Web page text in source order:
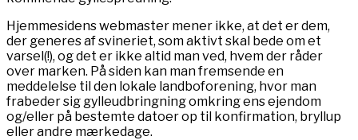
Hjemmesidens webmaster mener ikke, at det er dem,
der generes af svineriet, som aktivt skal bede om et
varsel(!), og det er ikke altid man ved, hvem der råder
over marken. På siden kan man fremsende en
meddelelse til den lokale landboforening, hvor man
frabeder sig gylleudbringning omkring ens ejendom
og/eller på bestemte datoer op til konfirmation, bryllup
eller andre mærkedage.